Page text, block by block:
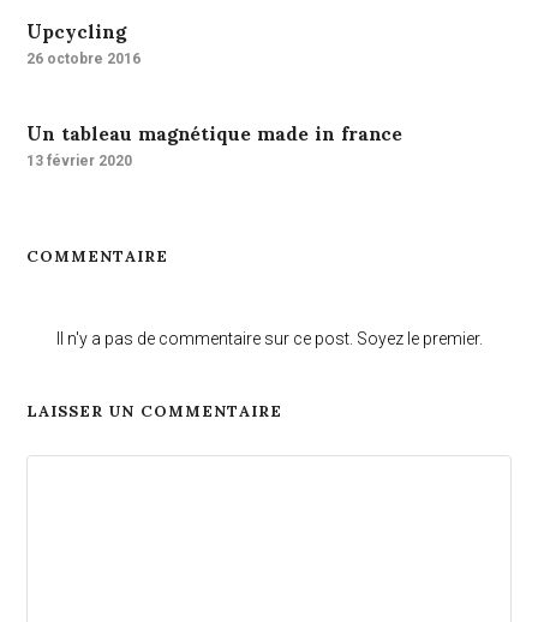
Upcycling
26 octobre 2016
Un tableau magnétique made in france
13 février 2020
COMMENTAIRE
Il n'y a pas de commentaire sur ce post. Soyez le premier.
LAISSER UN COMMENTAIRE